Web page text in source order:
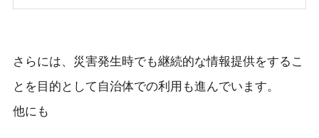
さらには、災害発生時でも継続的な情報提供をするこ
とを目的として自治体での利用も進んでいます。
他にも